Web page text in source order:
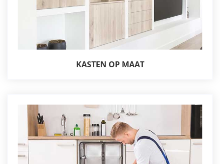
KASTEN OP MAAT